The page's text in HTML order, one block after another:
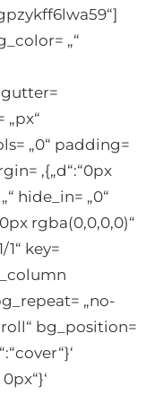
„“
„0“ padding=
‚{„d“:“0px
hide_in= „0“
rgba(0,0,0,0)“
key=
„no-
bg_position=